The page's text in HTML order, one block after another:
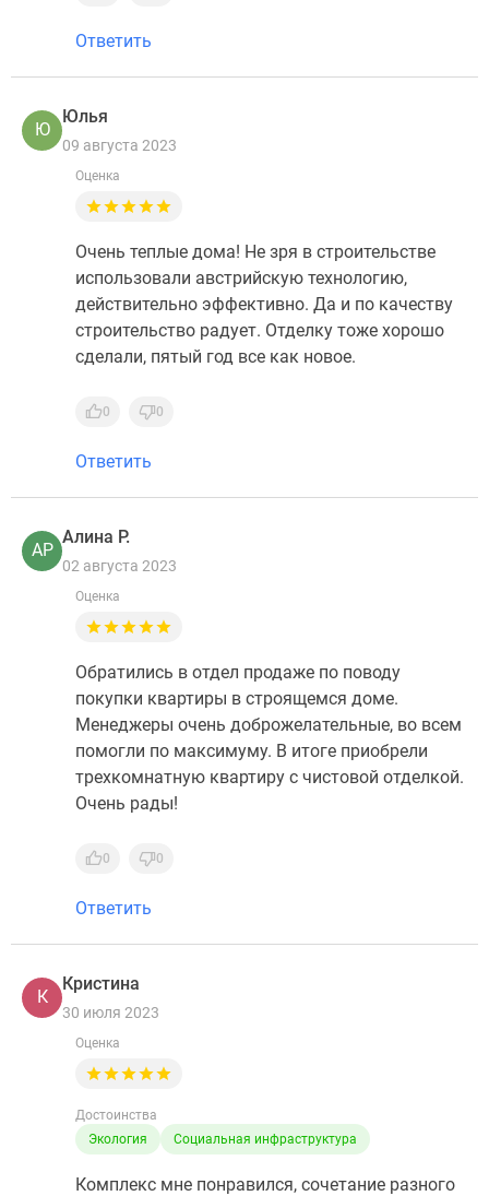
Ответить
Ю
Юлья
09 августа 2023
Оценка
Очень теплые дома! Не зря в строительстве
использовали австрийскую технологию,
действительно эффективно. Да и по качеству
строительство радует. Отделку тоже хорошо
сделали, пятый год все как новое.
0 0
Ответить
АР
Алина Р.
02 августа 2023
Оценка
Обратились в отдел продаже по поводу
покупки квартиры в строящемся доме.
Менеджеры очень доброжелательные, во всем
помогли по максимуму. В итоге приобрели
трехкомнатную квартиру с чистовой отделкой.
Очень рады!
0 0
Ответить
К
Кристина
30 июля 2023
Оценка
Достоинства
Экология
Социальная инфраструктура
Комплекс мне понравился, сочетание разного